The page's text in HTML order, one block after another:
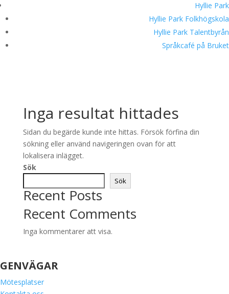
Hyllie Park
Hyllie Park Folkhögskola
Hyllie Park Talentbyrån
Språkcafé på Bruket
Inga resultat hittades
Sidan du begärde kunde inte hittas. Försök förfina din
sökning eller använd navigeringen ovan för att
lokalisera inlägget.
Sök
Sök
Recent Posts
Recent Comments
Inga kommentarer att visa.
GENVÄGAR
Mötesplatser